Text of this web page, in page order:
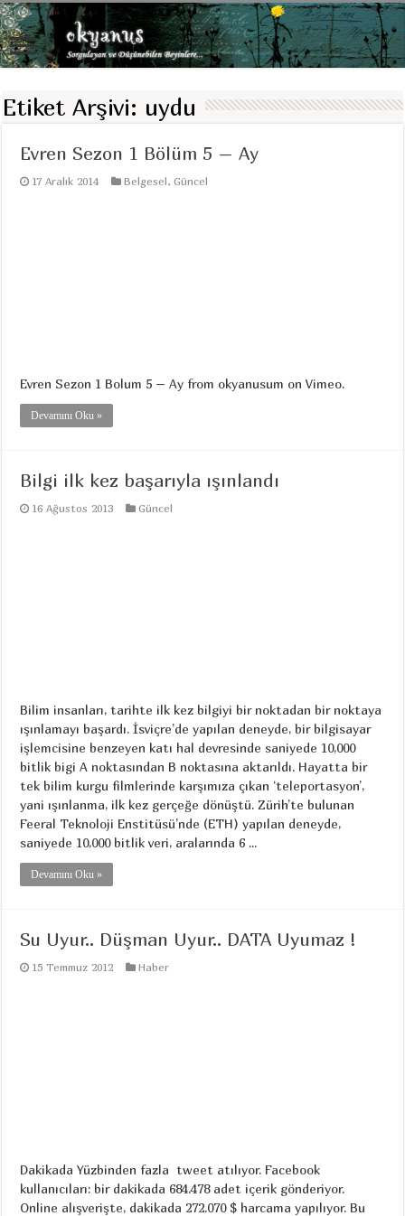
Etiket Arşivi: uydu
Evren Sezon 1 Bölüm 5 – Ay
17 Aralık 2014 Belgesel,Güncel
Evren Sezon 1 Bolum 5 – Ay from okyanusum on Vimeo.
Devamını Oku »
Bilgi ilk kez başarıyla ışınlandı
16 Ağustos 2013 Güncel
Bilim insanları, tarihte ilk kez bilgiyi bir noktadan bir noktaya
ışınlamayı başardı. İsviçre’de yapılan deneyde, bir bilgisayar
işlemcisine benzeyen katı hal devresinde saniyede 10,000
bitlik bigi A noktasından B noktasına aktarıldı. Hayatta bir
tek bilim kurgu filmlerinde karşımıza çıkan ‘teleportasyon’,
yani ışınlanma, ilk kez gerçeğe dönüştü. Zürih’te bulunan
Feeral Teknoloji Enstitüsü’nde (ETH) yapılan deneyde,
saniyede 10,000 bitlik veri, aralarında 6 ...
Devamını Oku »
Su Uyur.. Düşman Uyur.. DATA Uyumaz !
15 Temmuz 2012 Haber
Dakikada Yüzbinden fazla tweet atılıyor. Facebook
kullanıcıları: bir dakikada 684.478 adet içerik gönderiyor.
Online alışverişte, dakikada 272.070 $ harcama yapılıyor. Bu